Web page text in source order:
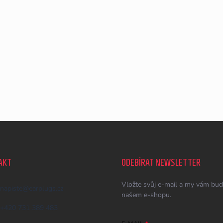
napiste @ earplugs.cz
+420 731 389 483
ODEBÍRAT NEWSLETTER
Vložte svůj e-mail a my vám
našem e-shopu.